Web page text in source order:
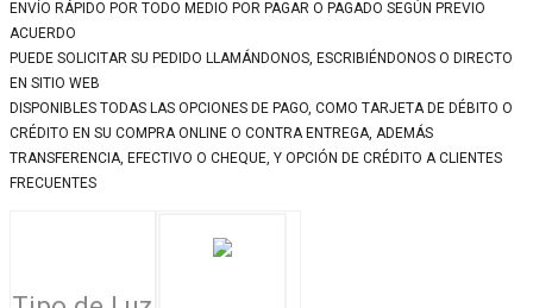
ENVÍO RÁPIDO POR TODO MEDIO POR PAGAR O PAGADO SEGÚN PREVIO
ACUERDO
PUEDE SOLICITAR SU PEDIDO LLAMÁNDONOS, ESCRIBIÉNDONOS O DIRECTO
EN SITIO WEB
DISPONIBLES TODAS LAS OPCIONES DE PAGO, COMO TARJETA DE DÉBITO O
CRÉDITO EN SU COMPRA ONLINE O CONTRA ENTREGA, ADEMÁS
TRANSFERENCIA, EFECTIVO O CHEQUE, Y OPCIÓN DE CRÉDITO A CLIENTES
FRECUENTES